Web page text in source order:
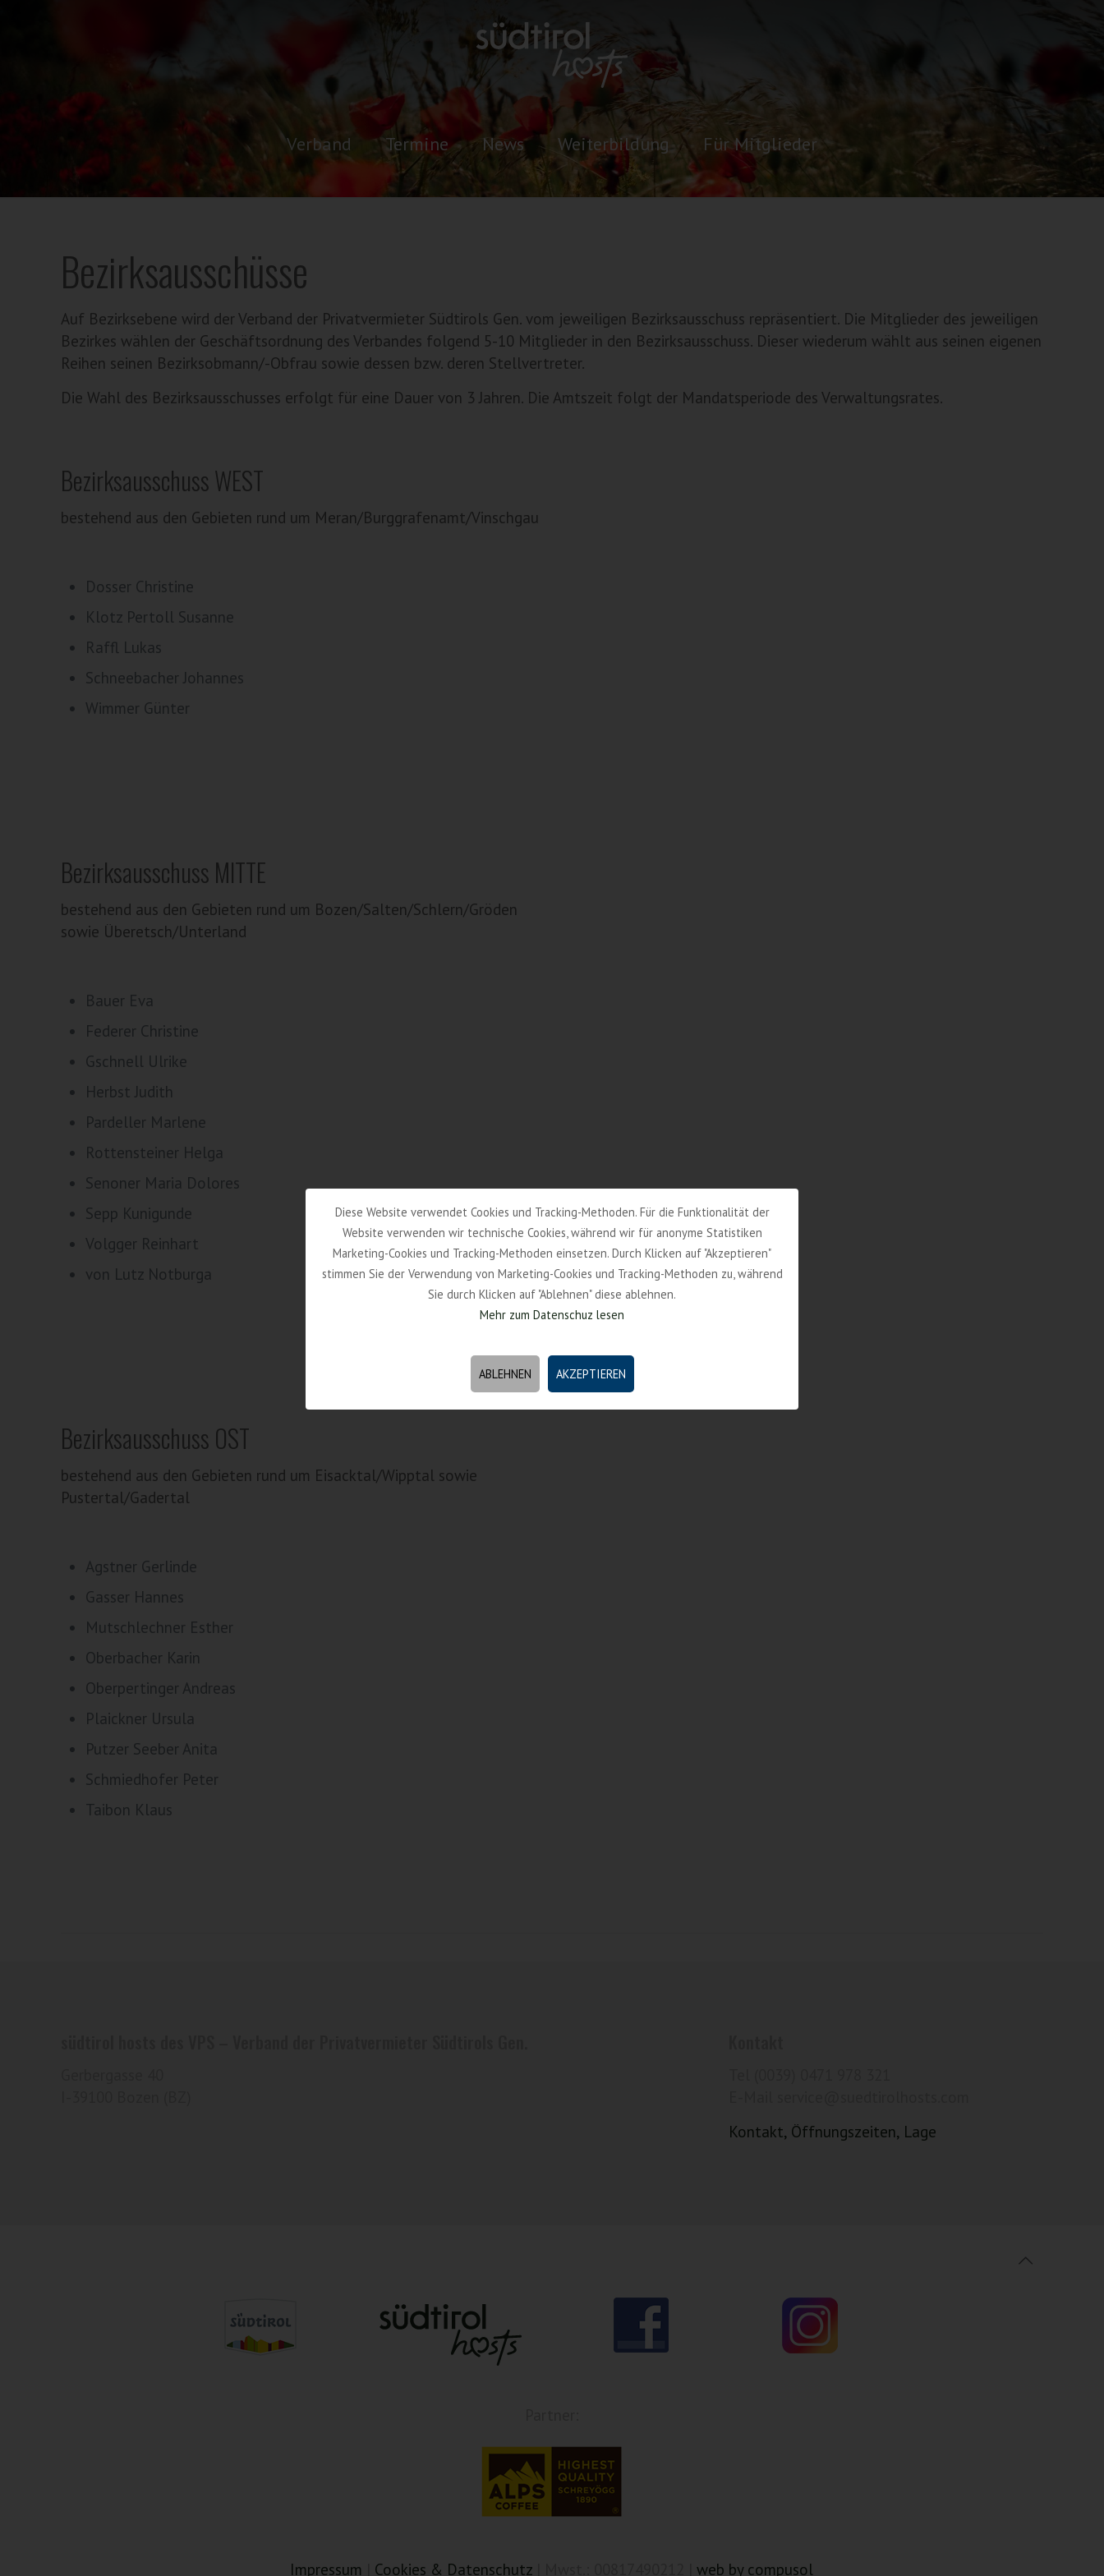
Verband Termine News Weiterbildung Für Mitglieder
Bezirksausschüsse
Auf Bezirksebene wird der Verband der Privatvermieter Südtirols Gen. vom jeweiligen Bezirksausschuss repräsentiert. Die Mitglieder des jeweiligen
Bezirkes wählen der Geschäftsordnung des Verbandes folgend 5-10 Mitglieder in den Bezirksausschuss. Dieser wiederum wählt aus seinen eigenen
Reihen seinen Bezirksobmann/-Obfrau sowie dessen bzw. deren Stellvertreter.
Die Wahl des Bezirksausschusses erfolgt für eine Dauer von 3 Jahren. Die Amtszeit folgt der Mandatsperiode des Verwaltungsrates.
Bezirksausschuss WEST
bestehend aus den Gebieten rund um Meran/Burggrafenamt/Vinschgau
Dosser Christine
Klotz Pertoll Susanne
Raffl Lukas
Schneebacher Johannes
Wimmer Günter
Bezirksausschuss MITTE
bestehend aus den Gebieten rund um Bozen/Salten/Schlern/Gröden
sowie Überetsch/Unterland
Bauer Eva
Federer Christine
Gschnell Ulrike
Herbst Judith
Pardeller Marlene
Rottensteiner Helga
Senoner Maria Dolores
Sepp Kunigunde
Volgger Reinhart
von Lutz Notburga
Bezirksausschuss OST
bestehend aus den Gebieten rund um Eisacktal/Wipptal sowie
Pustertal/Gadertal
Agstner Gerlinde
Gasser Hannes
Mutschlechner Esther
Oberbacher Karin
Oberpertinger Andreas
Plaickner Ursula
Putzer Seeber Anita
Schmiedhofer Peter
Taibon Klaus
Kontakt, Öffnungszeiten, Lage
Impressum Cookies & Datenschutz | Mwst.: 00817490212 |web by compusol
Diese Website verwendet Cookies und Tracking-Methoden. Für die Funktionalität der
Website verwenden wir technische Cookies, während wir für anonyme Statistiken
Marketing-Cookies und Tracking-Methoden einsetzen. Durch Klicken auf "Akzeptieren"
stimmen Sie der Verwendung von Marketing-Cookies und Tracking-Methoden zu, während
Sie durch Klicken auf "Ablehnen" diese ablehnen.
Mehr zum Datenschuz lesen
ABLEHNEN AKZEPTIEREN